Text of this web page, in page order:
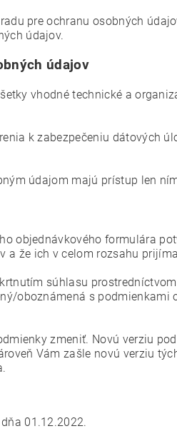
pre ochranu osobných
údajov.
údajov
vhodné technické a
k zabezpečeniu dátových
údajom majú prístup len
objednávkového formulára
a že ich v celom rozsahu
súhlasu
oboznámená s podmienkami
zmeniť. Novú verziu
Vám zašle novú verziu
01.12.2022.